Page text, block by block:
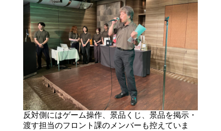
反対側にはゲーム操作、景品くじ、景品を掲示・
渡す担当のフロント課のメンバーも控えていま